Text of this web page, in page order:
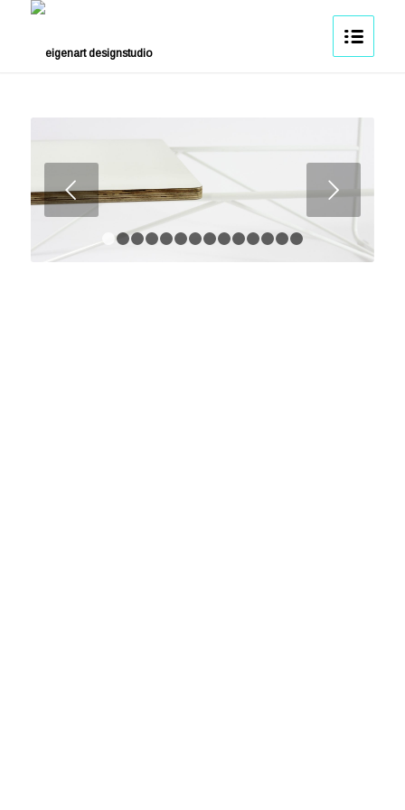
Weiter
1 2 3 4 5 6 7 8 11 12